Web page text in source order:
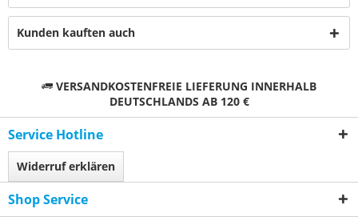
Kunden kauften auch
VERSANDKOSTENFREIE LIEFERUNG INNERHALB
DEUTSCHLANDS AB 120 €
Service Hotline
Widerruf erklären
Shop Service